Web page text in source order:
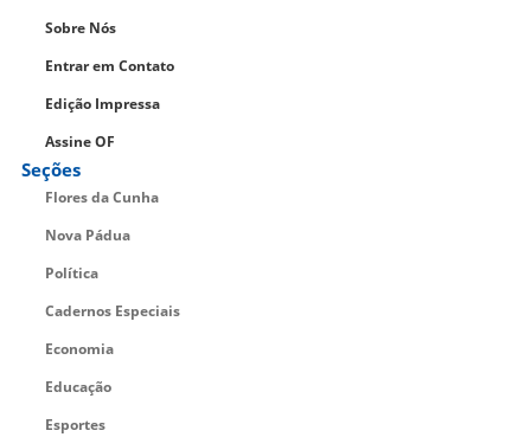
Sobre Nós
Entrar em Contato
Edição Impressa
Assine OF
Seções
Flores da Cunha
Nova Pádua
Política
Cadernos Especiais
Economia
Educação
Esportes